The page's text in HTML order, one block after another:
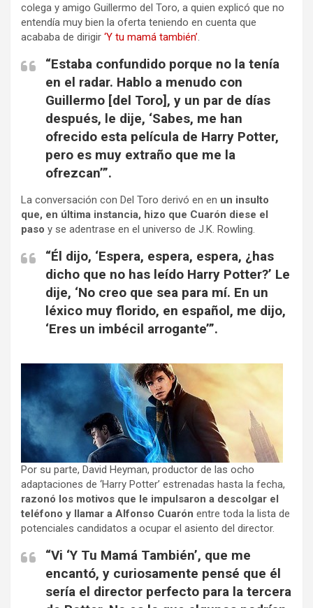
colega y amigo Guillermo del Toro, a quien explicó que no
entendía muy bien la oferta teniendo en cuenta que
acababa de dirigir ‘Y tu mamá también’.
“Estaba confundido porque no la tenía
en el radar. Hablo a menudo con
Guillermo [del Toro], y un par de días
después, le dije, ‘Sabes, me han
ofrecido esta película de Harry Potter,
pero es muy extraño que me la
ofrezcan’”.
La conversación con Del Toro derivó en en un insulto
que, en última instancia, hizo que Cuarón diese el
paso y se adentrase en el universo de J.K. Rowling.
“Él dijo, ‘Espera, espera, espera, ¿has
dicho que no has leído Harry Potter?’ Le
dije, ‘No creo que sea para mí. En un
léxico muy florido, en español, me dijo,
‘Eres un imbécil arrogante’”.
Por su parte, David Heyman, productor de las ocho
adaptaciones de ‘Harry Potter’ estrenadas hasta la fecha,
razonó los motivos que le impulsaron a descolgar el
teléfono y llamar a Alfonso Cuarón entre toda la lista de
potenciales candidatos a ocupar el asiento del director.
“Vi ‘Y Tu Mamá También’, que me
encantó, y curiosamente pensé que él
sería el director perfecto para la tercera